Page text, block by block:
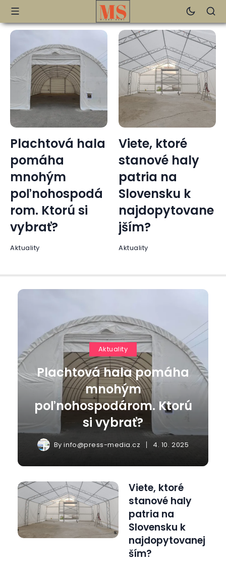
Viete, ktoré
stanové haly
patria na
Slovensku k
najdopytovane
jším?
Aktuality
Pigmentové
škvrny: Viac
ako len
kozmetický
problém
Ženy
Aktuality
Plachtová hala pomáha
mnohým
poľnohospodárom. Ktorú
si vybrať?
Byinfo@press-media.cz 4. 10. 2025
Viete, ktoré
stanové haly
patria na
Slovensku k
najdopytovanej
ším?